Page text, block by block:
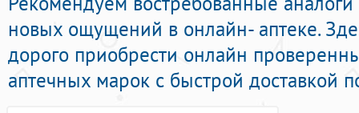
новых ощущений в онлайн- аптеке.
дорого приобрести онлайн
аптечных марок с быстрой доставкой